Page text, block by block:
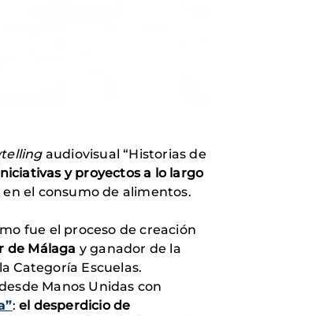
audiovisual “Historias de
y proyectos a lo largo
el consumo de alimentos.
fue el proceso de creación
de Málaga y ganador de la
Categoría Escuelas.
Manos Unidas con
:el desperdicio de